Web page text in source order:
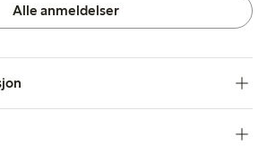
Alle anmeldelser